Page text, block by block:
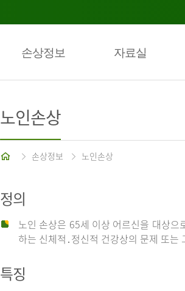
손상정보 자료실
노인손상
홈 손상정보 노인손상
정의
노인 손상은 65세 이상 어르신을 대상
하는 신체적․정신적 건강상의 문제 또는
특징